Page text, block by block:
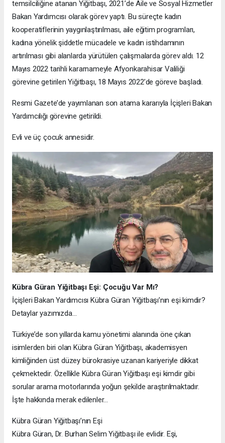
temsilciliğine atanan Yiğitbaşı, 2021’de Aile ve Sosyal Hizmetler
Bakan Yardımcısı olarak görev yaptı. Bu süreçte kadın
kooperatiflerinin yaygınlaştırılması, aile eğitim programları,
kadına yönelik şiddetle mücadele ve kadın istihdamının
artırılması gibi alanlarda yürütülen çalışmalarda görev aldı. 12
Mayıs 2022 tarihli kararnameyle Afyonkarahisar Valiliği
görevine getirilen Yiğitbaşı, 18 Mayıs 2022’de göreve başladı.
Resmi Gazete’de yayımlanan son atama kararıyla İçişleri Bakan
Yardımcılığı görevine getirildi.
Evli ve üç çocuk annesidir.
Kübra Güran Yiğitbaşı Eşi: Çocuğu Var Mı?
İçişleri Bakan Yardımcısı Kübra Güran Yiğitbaşı’nın eşi kimdir?
Detaylar yazımızda…
Türkiye’de son yıllarda kamu yönetimi alanında öne çıkan
isimlerden biri olan Kübra Güran Yiğitbaşı, akademisyen
kimliğinden üst düzey bürokrasiye uzanan kariyeriyle dikkat
çekmektedir. Özellikle Kübra Güran Yiğitbaşı eşi kimdir gibi
sorular arama motorlarında yoğun şekilde araştırılmaktadır.
İşte hakkında merak edilenler…
Kübra Güran Yiğitbaşı’nın Eşi
Kübra Güran, Dr. Burhan Selim Yiğitbaşı ile evlidir. Eşi,